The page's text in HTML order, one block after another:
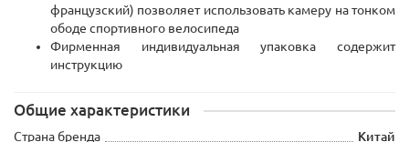
французский) позволяет использовать камеру на тонком
ободе спортивного велосипеда
Фирменная индивидуальная упаковка содержит
инструкцию
Общие характеристики
Страна бренда Китай